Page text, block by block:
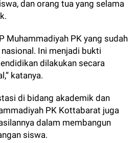
dan orang tua yang selama
Muhammadiyah PK yang sudah
Ini menjadi bukti
dilakukan secara
katanya.
di bidang akademik dan
PK Kottabarat juga
dalam membangun
siswa.